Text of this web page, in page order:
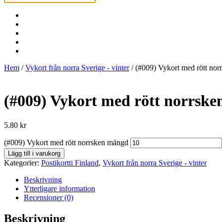
Hem /Vykort från norra Sverige - vinter/ (#009) Vykort med rött
(#009) Vykort med rött
5.80 kr
(#009) Vykort med rött norrsken mängd
Lägg till i varukorg
Kategorier: Postikortti Finland, Vykort från norra Sverige - vinter
Beskrivning
Ytterligare information
Recensioner (0)
Beskrivning